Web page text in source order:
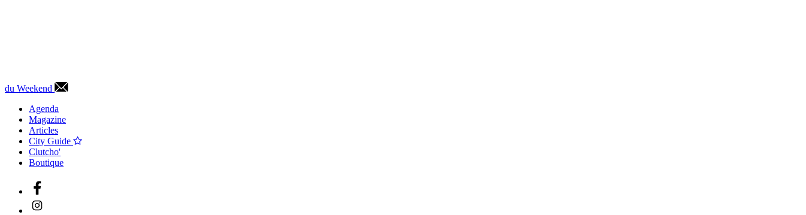
du Weekend
Agenda
Magazine
Articles
City Guide
Clutcho'
Boutique